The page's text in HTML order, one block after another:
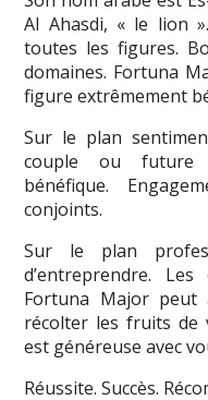
Al Ahasdi, « le lion
toutes les figures.
domaines. Fortuna
figure extrêmement
Sur le plan
couple ou future
bénéfique.
conjoints.
Sur le plan
d’entreprendre.
Fortuna Major peut
récolter les fruits de
est généreuse avec
Réussite. Succès.